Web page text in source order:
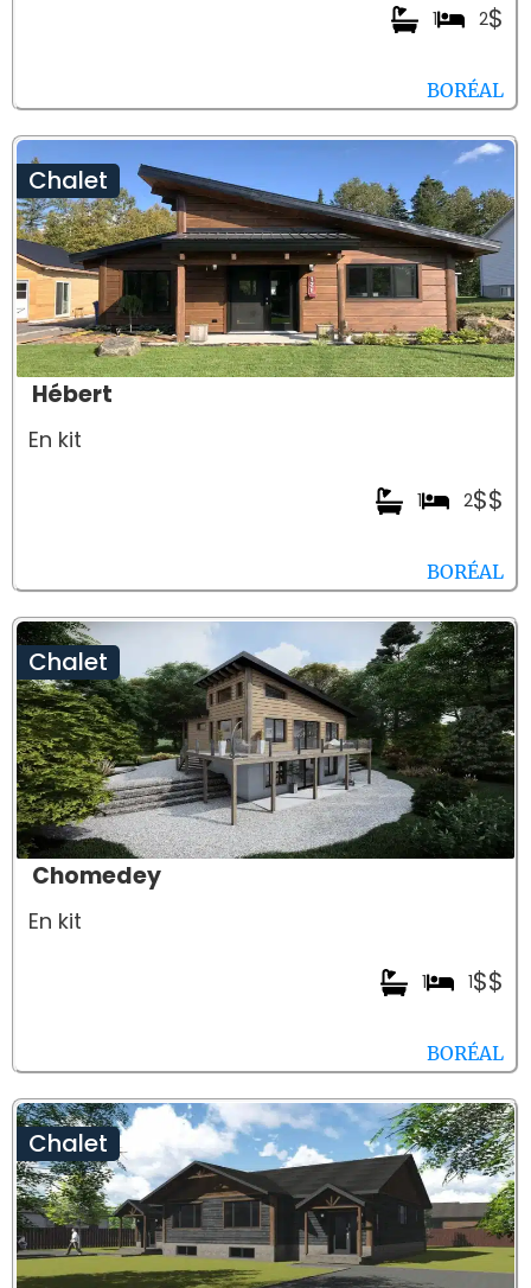
$
2
1
BORÉAL
Chalet
Hébert
En kit
$$
2
1
BORÉAL
Chalet
Chomedey
En kit
$$
1
1
BORÉAL
Chalet